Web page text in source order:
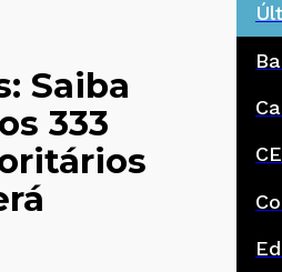
Saiba
333